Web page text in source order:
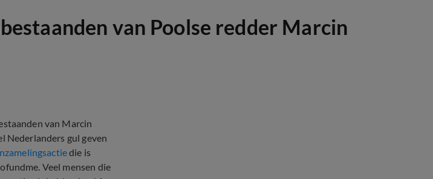
van Poolse redder Marcin
van Marcin
Nederlanders gul geven
die is
Veel mensen die